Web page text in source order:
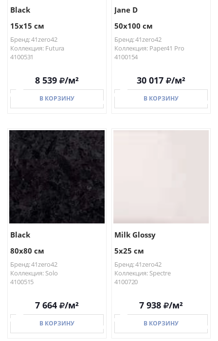
Black
15x15 см
Бренд: 41zero42
Коллекция: Futura
4100531
8 539 /м²
В КОРЗИНУ
В КОРЗИНУ
Jane D
50x100 см
Бренд: 41zero42
Коллекция: Paper41 Pro
4100154
30 017 /м²
В КОРЗИНУ
Black
80x80 см
Бренд: 41zero42
Коллекция: Solo
4100515
7 664 /м²
В КОРЗИНУ
Milk Glossy
5x25 см
Бренд: 41zero42
Коллекция: Spectre
4100720
7 938 /м²
В КОРЗИНУ